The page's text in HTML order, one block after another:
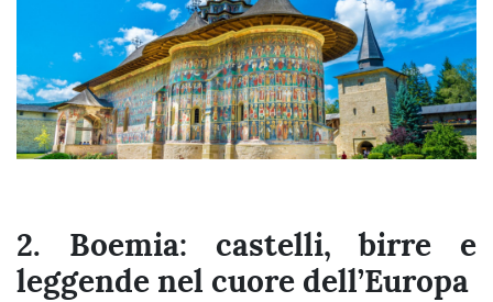
2. Boemia: castelli, birre e
leggende nel cuore dell’Europa